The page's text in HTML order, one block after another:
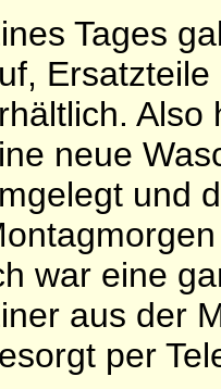
Tages
Also
neue
und
war eine
aus der
per